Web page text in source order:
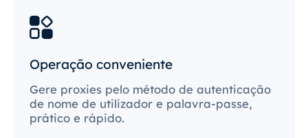
Operação conveniente
Gere proxies pelo método de autenticação
de nome de utilizador e palavra-passe,
prático e rápido.